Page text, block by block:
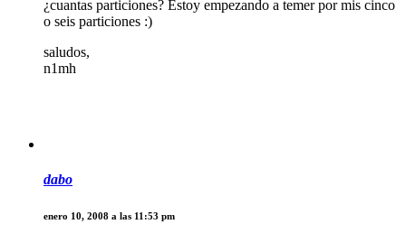
¿cuantas particiones? Estoy empezando a temer por mis cinco
o seis particiones :)
saludos,
n1mh
dabo
enero 10, 2008 a las 11:53 pm